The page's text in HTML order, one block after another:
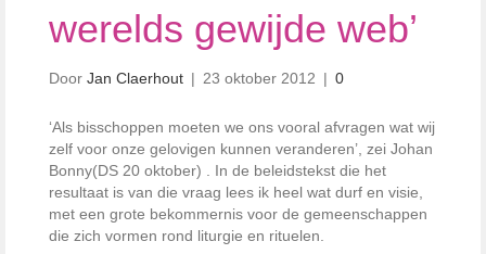
werelds gewijde web’
Door Jan Claerhout | 23 oktober 2012 | 0
‘Als bisschoppen moeten we ons vooral afvragen wat wij
zelf voor onze gelovigen kunnen veranderen’, zei Johan
Bonny(DS 20 oktober) . In de beleidstekst die het
resultaat is van die vraag lees ik heel wat durf en visie,
met een grote bekommernis voor de gemeenschappen
die zich vormen rond liturgie en rituelen.